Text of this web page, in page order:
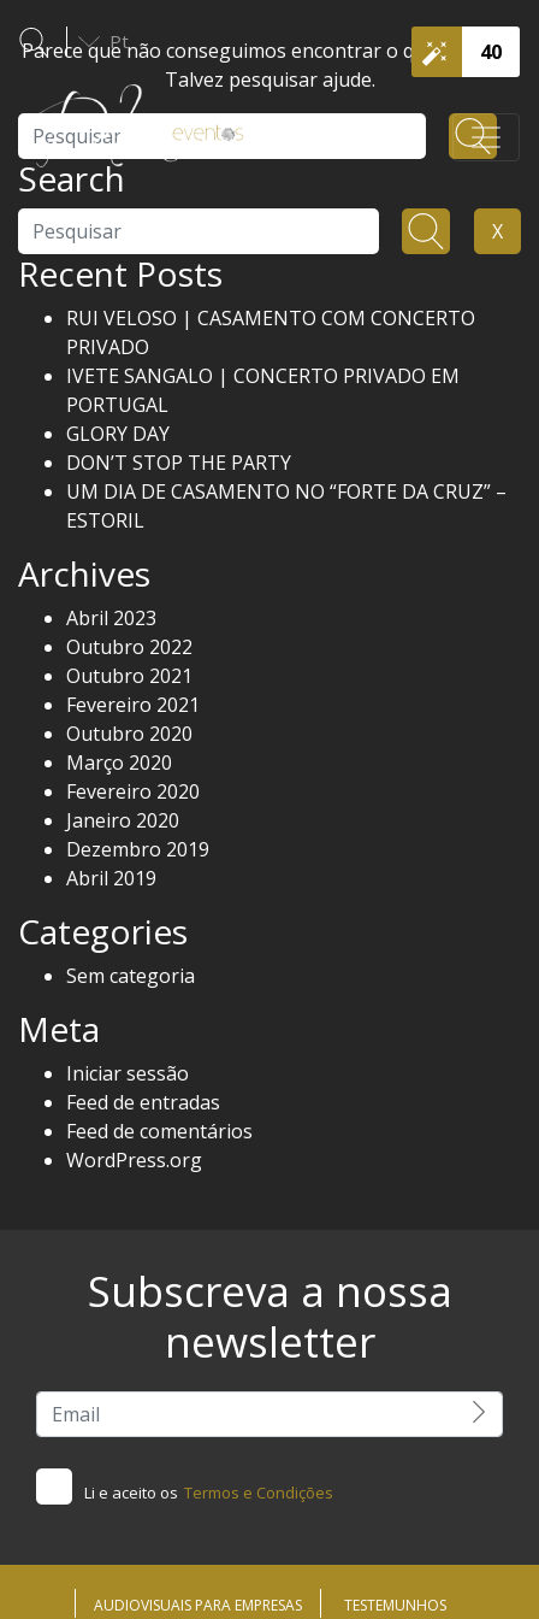
40
Pt
Parece que não conseguimos encontrar o que procura.
Talvez pesquisar ajude.
Search
Pesquisar X
Recent Posts
RUI VELOSO | CASAMENTO COM CONCERTO
PRIVADO
IVETE SANGALO | CONCERTO PRIVADO EM
PORTUGAL
GLORY DAY
DON’T STOP THE PARTY
UM DIA DE CASAMENTO NO “FORTE DA CRUZ” –
ESTORIL
Archives
Abril 2023
Outubro 2022
Outubro 2021
Fevereiro 2021
Outubro 2020
Março 2020
Fevereiro 2020
Janeiro 2020
Dezembro 2019
Abril 2019
Categories
Sem categoria
Meta
Iniciar sessão
Feed de entradas
Feed de comentários
WordPress.org
Subscreva a nossa
newsletter
Li e aceito os Termos e Condições
AUDIOVISUAIS PARA EMPRESAS TESTEMUNHOS